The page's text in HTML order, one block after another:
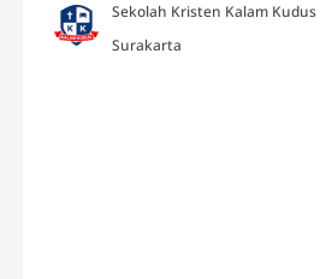
Sekolah Kristen Kalam Kudus
Surakarta